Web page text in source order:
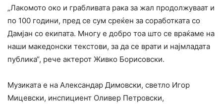
„Лакомото око и грабливата рака за жал продолжуваат и
по 100 години, пред се сум среќен за соработката со
Дамјан со екипата. Многу е добро тоа што се враќаме на
наши македонски текстови, за да се врати и најмладата
публика“, рече актерот Живко Борисовски.
Музиката е на Александар Димовски, светло Игор
Мицевски, инспициент Оливер Петровски,